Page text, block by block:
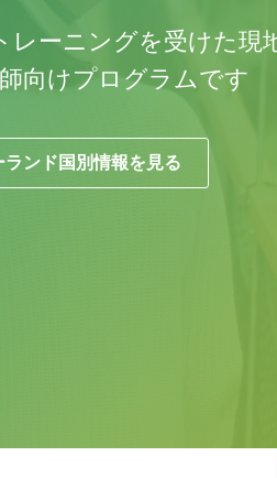
ーニングを受けた現
向けプログラムです
ランド国別情報を見る